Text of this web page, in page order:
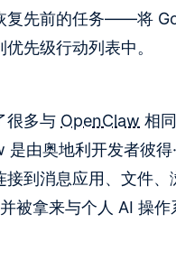
复先前的任务——将
先级行动列表中。
很多与 OpenClaw 相
是由奥地利开发者彼
接到消息应用、文件
被拿来与个人 AI 操作